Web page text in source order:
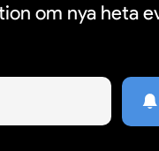
om nya heta